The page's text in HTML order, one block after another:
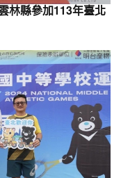
林縣參加113年臺北